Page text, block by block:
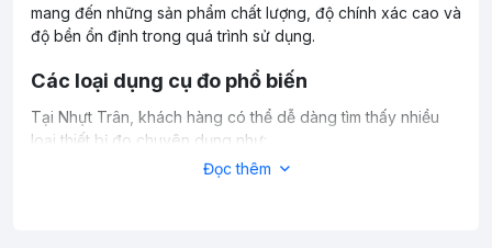
mang đến những sản phẩm chất lượng, độ chính xác cao và
độ bền ổn định trong quá trình sử dụng.
Các loại dụng cụ đo phổ biến
Tại Nhựt Trân, khách hàng có thể dễ dàng tìm thấy nhiều
loại thiết bị đo chuyên dụng như:
Đồng hồ vạn năng kỹ thuật số.
Đọc thêm